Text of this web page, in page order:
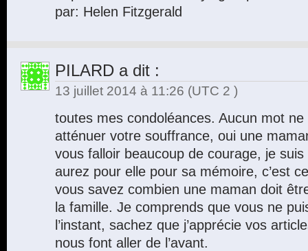
par: Helen Fitzgerald
PILARD a dit :
13 juillet 2014 à 11:26 (UTC 2 )
toutes mes condoléances. Aucun mot
atténuer votre souffrance, oui une
vous falloir beaucoup de courage, je
aurez pour elle pour sa mémoire, c’est
vous savez combien une maman doit
la famille. Je comprends que vous ne
l’instant, sachez que j’apprécie vos
nous font aller de l’avant.